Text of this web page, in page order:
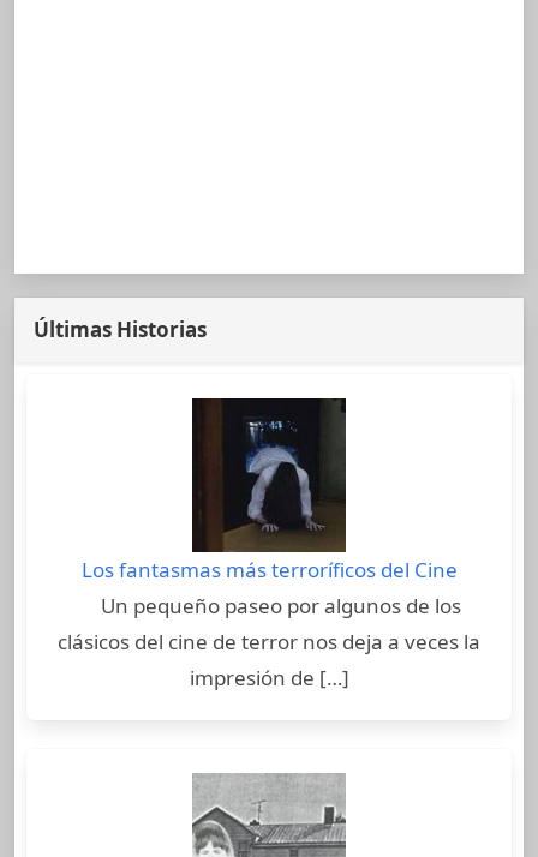
Últimas Historias
Los fantasmas más terroríficos del Cine
Un pequeño paseo por algunos de los
clásicos del cine de terror nos deja a veces la
impresión de […]